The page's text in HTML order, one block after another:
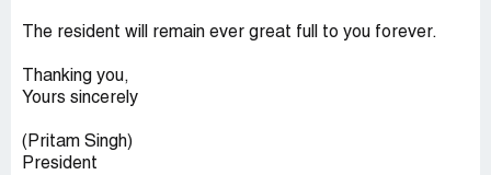
The resident will remain ever great full to you forever.
Thanking you,
Yours sincerely
(Pritam Singh)
President